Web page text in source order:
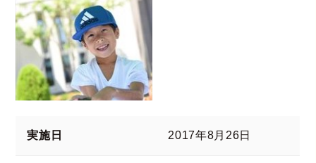
実施日 2017年8月26日